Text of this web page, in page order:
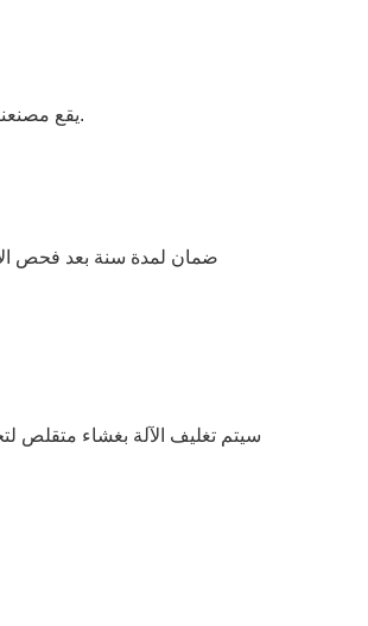
يقع مصنعنا في دونغقوان، قوانغدونغ، الصين نرحب ترحيبا حارا بزيارتك لمصنعنا. بمجرد أن يستقر جدولك الزمني، يمكننا الترتيب مع سائقنا ليقلك إذا كان ذلك ضروريًا.
ضمان لمدة سنة بعد فحص
سيتم تغليف الآلة بغشاء متقلص